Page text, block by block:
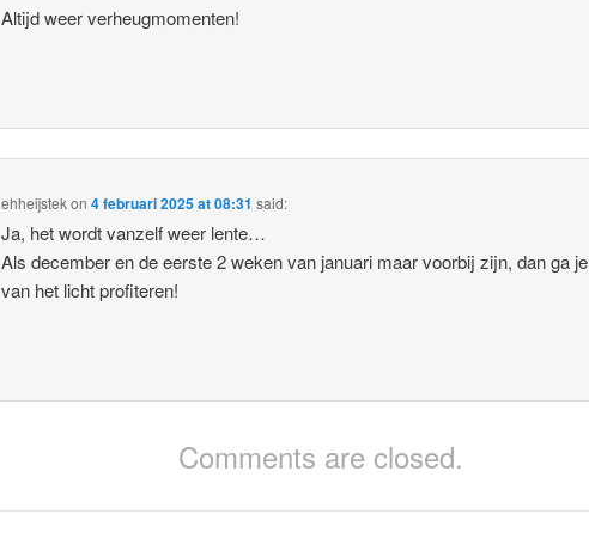
Altijd weer verheugmomenten!
ehheijstekon4 februari 2025 at 08:31 said:
Ja, het wordt vanzelf weer lente…
Als december en de eerste 2 weken van januari maar voorbij zijn, dan ga
van het licht profiteren!
Comments are closed.